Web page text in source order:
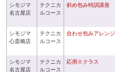
シモジマ
名古屋店
テクニカ
ルコース
斜め包み特訓講座
シモジマ
心斎橋店
テクニカ
ルコース
合わせ包みアレンジ
シモジマ
名古屋店
テクニカ
ルコース
応用Ⅱクラス